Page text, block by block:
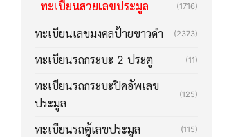
ทะเบียนสวยเลขประมูล (1716)
ทะเบียนเลขมงคลป้ายขาวดำ (2373)
ทะเบียนรถกระบะ 2 ประตู (11)
ทะเบียนรถกระบะปิคอัพเลข
ประมูล
(125)
ทะเบียนรถตู้เลขประมูล (115)